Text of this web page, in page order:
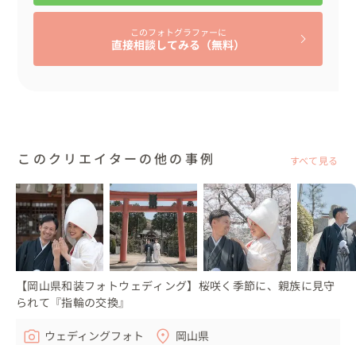
おふたりがご用意くださった、大学時代の競技ダンス、母
校や思い出の場所、そして晴れの国スタジアム前での映像
⚽️アイテムなど
すべてお持ち込みです。
新婦様は、ご自身でヘアメイクされています。
おふたりは、会場の楽屋でお着替えなどをされました。
🕺メッセージ
スポーツ選手の入場シーンやアーティストの登場前に流れ
が多いですよね。
このフォトグラファーに
直接相談してみる（無料）
このクリエイターの他の事例 すべて見る
【岡山県和装フォトウェディング】桜咲く季節に、親族に見守
られて『指輪の交換』
ウェディングフォト
岡山県